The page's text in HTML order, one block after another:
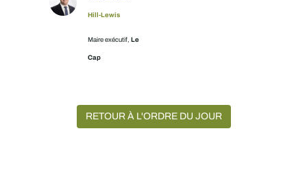
Hill-Lewis
Maire exécutif, Le
Cap
RETOUR À L'ORDRE DU JOUR